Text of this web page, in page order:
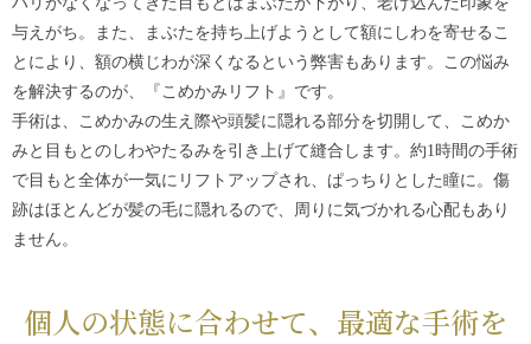
与えがち。また、まぶたを持ち上げようとして額にしわを寄せるこ
とにより、額の横じわが深くなるという弊害もあります。この悩み
を解決するのが、『こめかみリフト』です。
手術は、こめかみの生え際や頭髪に隠れる部分を切開して、こめか
みと目もとのしわやたるみを引き上げて縫合します。約1時間の手術
で目もと全体が一気にリフトアップされ、ぱっちりとした瞳に。傷
跡はほとんどが髪の毛に隠れるので、周りに気づかれる心配もあり
ません。
個人の状態に合わせて、最適な手術を